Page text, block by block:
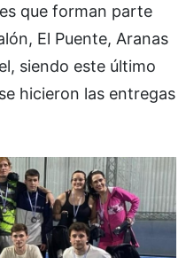
que forman parte
El Puente, Aranas
siendo este último
hicieron las entregas